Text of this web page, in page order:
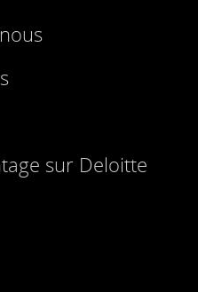
sur Deloitte